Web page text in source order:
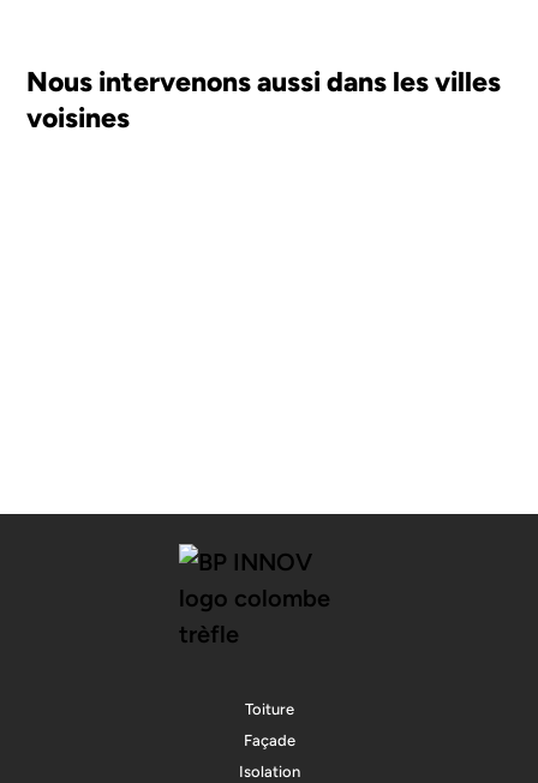
Nous intervenons aussi dans les villes
voisines
Toiture
Façade
Isolation